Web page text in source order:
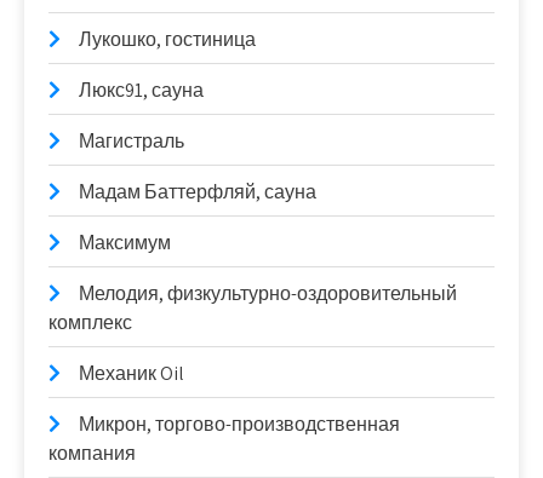
Лукошко, гостиница
Люкс91, сауна
Магистраль
Мадам Баттерфляй, сауна
Максимум
Мелодия, физкультурно-оздоровительный
комплекс
Механик Oil
Микрон, торгово-производственная
компания